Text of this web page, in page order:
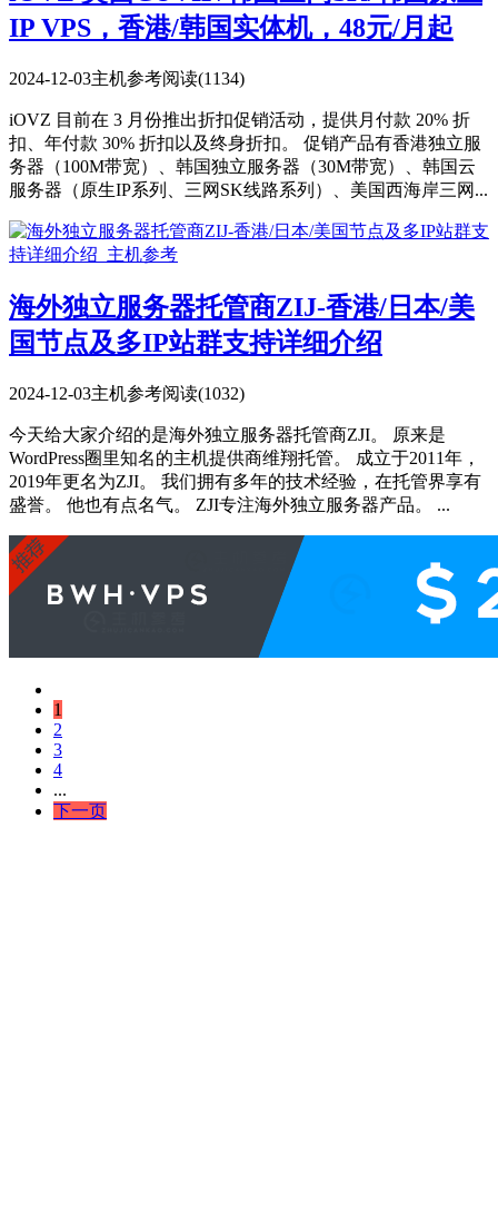
IP VPS，香港/韩国实体机，48元/月起
2024-12-03主机参考阅读(1134)
iOVZ 目前在 3 月份推出折扣促销活动，提供月付款 20% 折
扣、年付款 30% 折扣以及终身折扣。 促销产品有香港独立服
务器（100M带宽）、韩国独立服务器（30M带宽）、韩国云
服务器（原生IP系列、三网SK线路系列）、美国西海岸三网...
海外独立服务器托管商ZIJ-香港/日本/美
国节点及多IP站群支持​​详细介绍
2024-12-03主机参考阅读(1032)
今天给大家介绍的是海外独立服务器托管商ZJI。 原来是
WordPress圈里知名的主机提供商维翔托管。 成立于2011年，
2019年更名为ZJI。 我们拥有多年的技术经验，在托管界享有
盛誉。 他也有点名气。 ZJI专注海外独立服务器产品。 ...
1
2
3
4
...
下一页